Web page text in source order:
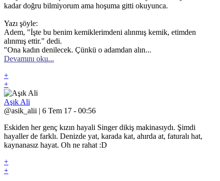
kadar doğru bilmiyorum ama hoşuma gitti okuyunca.
Yazı şöyle:
Adem, "İşte bu benim kemiklerimdeni alınmış kemik, etimden
alınmış ettir." dedi.
"Ona kadın denilecek. Çünkü o adamdan alın...
Devamını oku...
+
+
Aşık Ali
@asik_alii | 6 Tem 17 - 00:56
Eskiden her genç kızın hayali Singer dikiş makinasıydı. Şimdi
hayaller de farklı. Denizde yat, karada kat, ahırda at, faturalı hat,
kaynanasız hayat. Oh ne rahat :D
+
+